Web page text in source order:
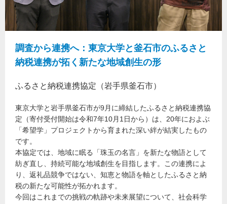
調査から連携へ：東京大学と釜石市のふるさと
納税連携が拓く新たな地域創生の形
ふるさと納税連携協定（岩手県釜石市）
東京大学と岩手県釜石市が9月に締結したふるさと納税連携協
定（寄付受付開始は令和7年10月1日から）は、20年におよぶ
「希望学」プロジェクトから育まれた深い絆が結実したもの
です。
本協定では、地域に眠る「珠玉の名言」を新たな物語として
紡ぎ直し、持続可能な地域創生を目指します。この連携によ
り、返礼品競争ではない、知恵と物語を軸としたふるさと納
税の新たな可能性が拓かれます。
今回はこれまでの挑戦の軌跡や未来展望について、社会科学